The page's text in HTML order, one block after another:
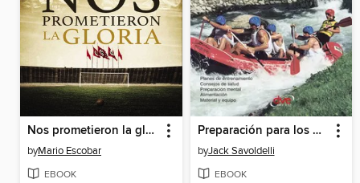
Nos prometieron la gloria
byMario Escobar
EBOOK
Preparación para los deportes de aventura
byJack Savoldelli
EBOOK